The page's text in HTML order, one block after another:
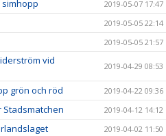
simhopp 2019-05-07 17:47
2019-05-05 22:14
2019-05-05 21:57
vid
2019-04-29 08:53
grön och röd 2019-04-22 09:36
2019-04-12 14:12
2019-04-02 11:50